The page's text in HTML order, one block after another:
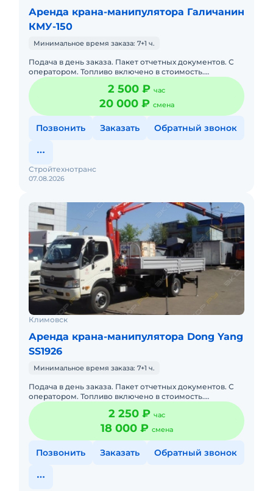
Аренда крана-манипулятора Галичанин
КМУ-150
Минимальное время заказа: 7+1 ч.
Подача в день заказа. Пакет отчетных документов. С
оператором. Топливо включено в стоимость.
Долгосрочная аренда. Краткосрочная аренда. Техника
с малой наработк
2 500 ₽ час
20 000 ₽ смена
Позвонить Заказать Обратный звонок
07.08.2026
Стройтехнотранс
Климовск
Аренда крана-манипулятора Dong Yang
SS1926
Минимальное время заказа: 7+1 ч.
Подача в день заказа. Пакет отчетных документов. С
оператором. Топливо включено в стоимость.
Долгосрочная аренда. Краткосрочная аренда. Техника
с малой наработк
2 250 ₽ час
18 000 ₽ смена
Позвонить Заказать Обратный звонок